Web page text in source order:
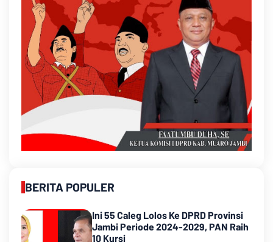
BERITA POPULER
Ini 55 Caleg Lolos Ke DPRD Provinsi
Jambi Periode 2024-2029, PAN Raih
10 Kursi